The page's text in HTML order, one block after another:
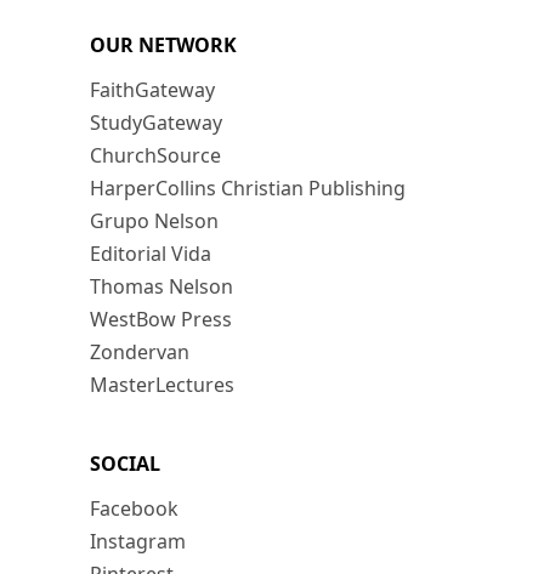
OUR NETWORK
FaithGateway
StudyGateway
ChurchSource
HarperCollins Christian Publishing
Grupo Nelson
Editorial Vida
Thomas Nelson
WestBow Press
Zondervan
MasterLectures
SOCIAL
Facebook
Instagram